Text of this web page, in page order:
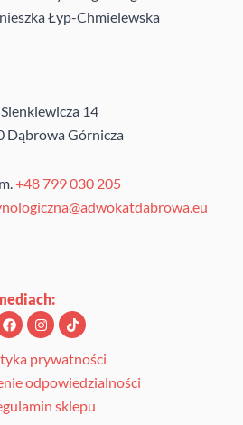
Łyp-Chmielewska
14
Dąbrowa Górnicza
+48 799 030 205
F
a
c
e
b
o
k
I
n
s
t
a
g
r
a
T
i
k
t
k
prywatności
odpowiedzialności
sklepu